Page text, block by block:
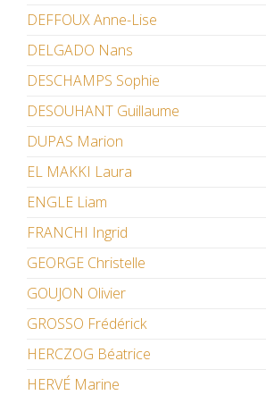
DEFFOUX Anne-Lise
DELGADO Nans
DESCHAMPS Sophie
DESOUHANT Guillaume
DUPAS Marion
EL MAKKI Laura
ENGLE Liam
FRANCHI Ingrid
GEORGE Christelle
GOUJON Olivier
GROSSO Frédérick
HERCZOG Béatrice
HERVÉ Marine